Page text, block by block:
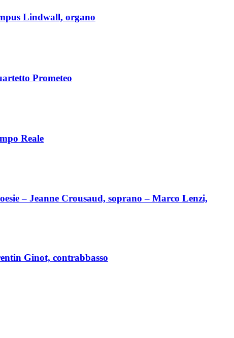
Lindwall, organo
Prometeo
Reale
– Jeanne Crousaud, soprano – Marco Lenzi,
Ginot, contrabbasso